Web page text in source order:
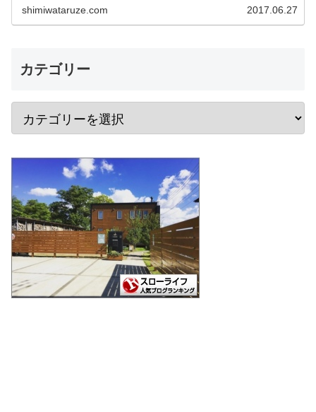
て詳細を記載しておこうかと思います。 作りは
shimiwataruze.com 2017.06.27
カテゴリー